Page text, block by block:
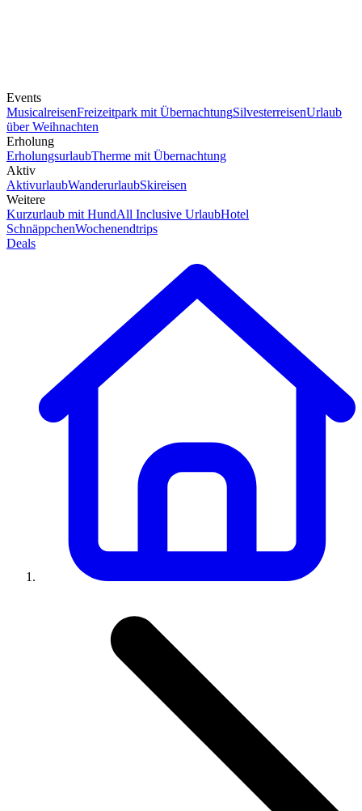
Events
MusicalreisenFreizeitpark mit ÜbernachtungSilvesterreisenUrlaub
über Weihnachten
Erholung
ErholungsurlaubTherme mit Übernachtung
Aktiv
AktivurlaubWanderurlaubSkireisen
Weitere
Kurzurlaub mit HundAll Inclusive UrlaubHotel
SchnäppchenWochenendtrips
Deals